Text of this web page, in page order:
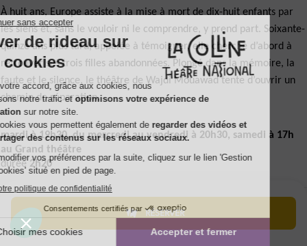
À huit ans, Europe assiste à la mise à mort de dix-huit enfants par
les siens et, sans le vouloir ni le comprendre, y prend part. Soixante-
quinze ans plus tard, appelée à témoigner, elle cherche d’abord à
retrouver ses trois filles abandonnées. Plongé dans la mémoire, la
faute et le silence, le théâtre de Wajdi Mouawad tente d’ouvrir un
chemin de réparation.
mardi à 19h30, du mercredi au vendredi à 20h30, samedi à 17h
au Grand théâtre
durée2h20
RÉSERVER